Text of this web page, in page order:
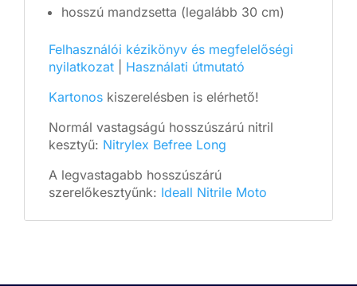
hosszú mandzsetta (legalább 30 cm)
Felhasználói kézikönyv és megfelelőségi
nyilatkozat
Használati útmutató
Kartonos kiszerelésben is elérhető!
Normál vastagságú hosszúszárú nitril
kesztyű: Nitrylex Befree Long
A legvastagabb hosszúszárú
szerelőkesztyűnk: Ideall Nitrile Moto